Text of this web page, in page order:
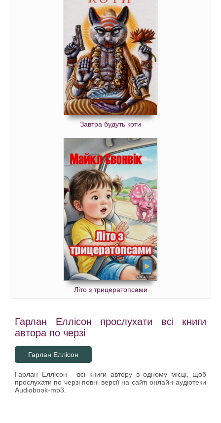
Завтра будуть коти
Літо з трицератопсами
Гарлан Еллісон прослухати всі книги
автора по черзі
Гарлан Еллісон
Гарлан Еллісон - всі книги автору в одному місці, щоб
прослухати по черзі повні версії на сайті онлайн-аудіотеки
Audiobook-mp3.